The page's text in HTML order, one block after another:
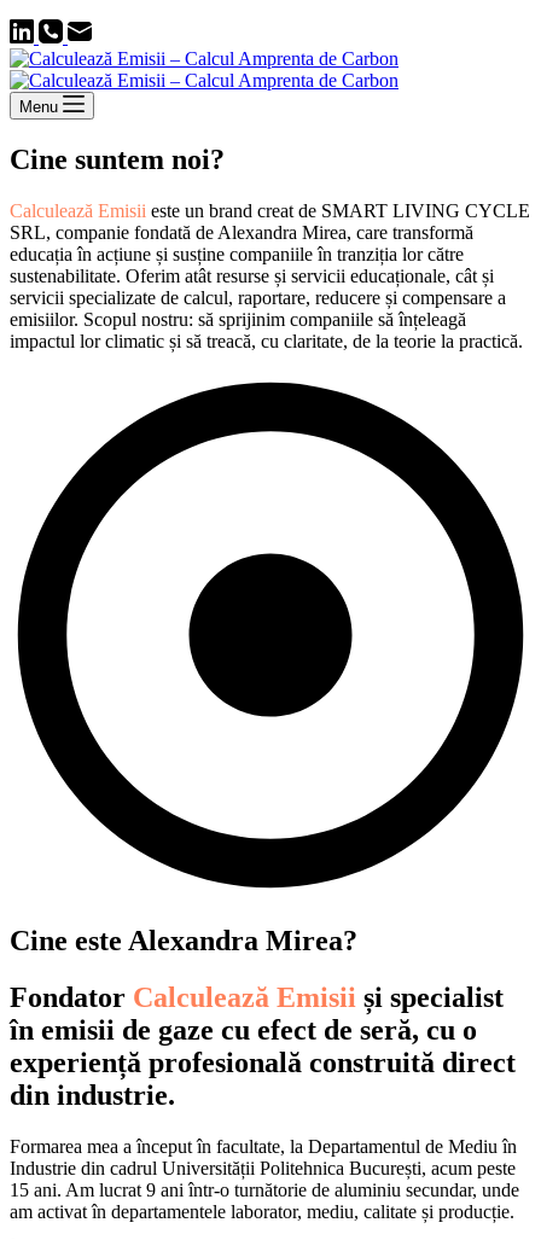
Menu
Cine suntem noi?
Calculează Emisii este un brand creat de SMART LIVING CYCLE
SRL, companie fondată de Alexandra Mirea, care transformă
educația în acțiune și susține companiile în tranziția lor către
sustenabilitate. Oferim atât resurse și servicii educaționale, cât și
servicii specializate de calcul, raportare, reducere și compensare a
emisiilor. Scopul nostru: să sprijinim companiile să înțeleagă
impactul lor climatic și să treacă, cu claritate, de la teorie la practică.
Cine este Alexandra Mirea?
Fondator Calculează Emisii și specialist
în emisii de gaze cu efect de seră, cu o
experiență profesională construită direct
din industrie.
Formarea mea a început în facultate, la Departamentul de Mediu în
Industrie din cadrul Universității Politehnica București, acum peste
15 ani. Am lucrat 9 ani într-o turnătorie de aluminiu secundar, unde
am activat în departamentele laborator, mediu, calitate și producție.